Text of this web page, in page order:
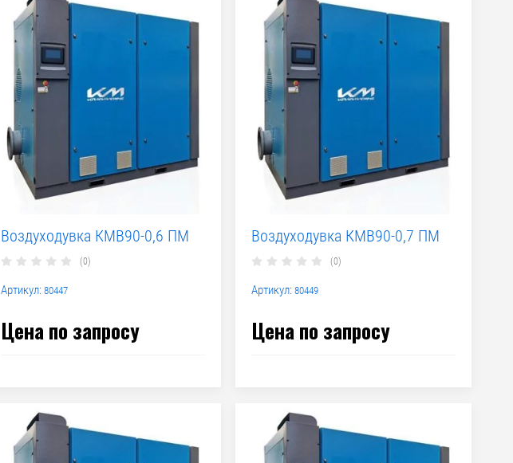
Воздуходувка КМВ90-0,6 ПМ
(0)
Артикул:80447
Цена по запросу
Воздуходувка КМВ90-0,7 ПМ
(0)
Артикул: 80449
Цена по запросу